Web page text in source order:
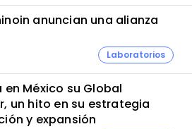
anuncian una alianza
Laboratorios
México su Global
un hito en su estrategia
y expansión